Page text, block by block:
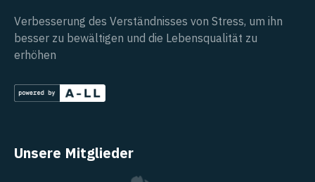
Verbesserung des Verständnisses von Stress, um ihn
besser zu bewältigen und die Lebensqualität zu
erhöhen
Unsere Mitglieder